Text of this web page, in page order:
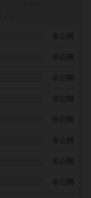
非公開
非公開
非公開
非公開
非公開
非公開
非公開
非公開